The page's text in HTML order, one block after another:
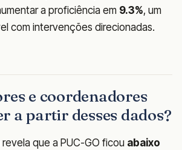
a proficiência em 9.3%, um
com intervenções direcionadas.
e coordenadores
a partir desses dados?
revela que a PUC-GO ficou abaixo